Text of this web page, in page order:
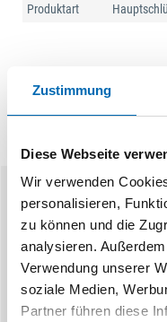
Zustimmung
Diese Webseite
Wir verwenden
personalisieren,
zu können und die
analysieren.
Verwendung unserer
soziale Medien,
Partner führen diese
Produktart
Ähnliche Produkte